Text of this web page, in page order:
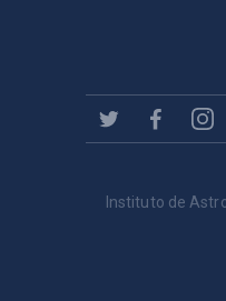
Instituto de